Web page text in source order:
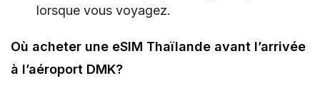
lorsque vous voyagez.
Où acheter une eSIM Thaïlande avant l’arrivée
à l’aéroport DMK?